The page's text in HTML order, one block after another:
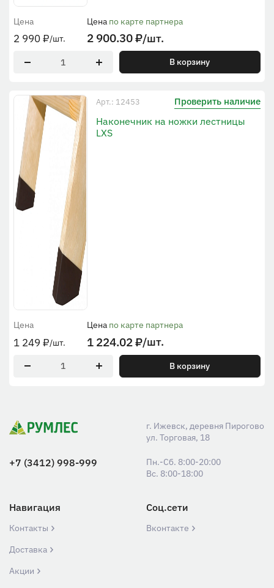
Цена
2 990₽/шт.
Цена по карте партнера
2 900.30₽/шт.
В корзину
Арт.: 12453 Проверить наличие
Наконечник на ножки лестницы
LXS
Цена
1 249 ₽/шт.
Цена по карте партнера
1 224.02₽/шт.
В корзину
г. Ижевск, деревня Пирогово
ул. Торговая, 18
+7 (3412) 998-999
Пн.-Сб. 8:00-20:00
Вс. 8:00-18:00
Навигация
Контакты
Доставка
Акции
Соц.сети
Вконтакте